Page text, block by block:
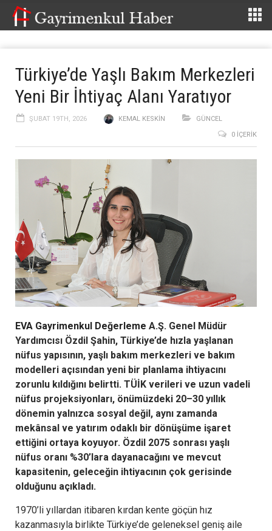
Türkiye’de Yaşlı Bakım Merkezleri
Yeni Bir İhtiyaç Alanı Yaratıyor
ŞUBAT 19TH, 2026 KEMAL KESKIN
GÜNCEL
0 İÇERIK
EVA Gayrimenkul Değerleme A.Ş. Genel Müdür
Yardımcısı Özdil Şahin, Türkiye’de hızla yaşlanan
nüfus yapısının, yaşlı bakım merkezleri ve bakım
modelleri açısından yeni bir planlama ihtiyacını
zorunlu kıldığını belirtti. TÜİK verileri ve uzun vadeli
nüfus projeksiyonları, önümüzdeki 20–30 yıllık
dönemin yalnızca sosyal değil, aynı zamanda
mekânsal ve yatırım odaklı bir dönüşüme işaret
ettiğini ortaya koyuyor. Özdil 2075 sonrası yaşlı
nüfus oranı %30’lara dayanacağını ve mevcut
kapasitenin, geleceğin ihtiyacının çok gerisinde
olduğunu açıkladı.
1970’li yıllardan itibaren kırdan kente göçün hız
kazanmasıyla birlikte Türkiye’de geleneksel geniş aile